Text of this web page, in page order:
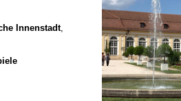
Innenstadt,